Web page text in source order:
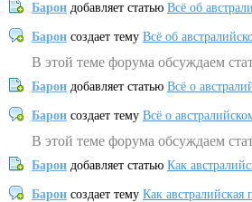
Барон добавляет статью Всё об
Барон создает тему Всё об
В этой теме форума обсуждаем
Барон добавляет статью Всё о
Барон создает тему Всё о
В этой теме форума обсуждаем
Барон добавляет статью Как
Барон создает тему Как австралийская